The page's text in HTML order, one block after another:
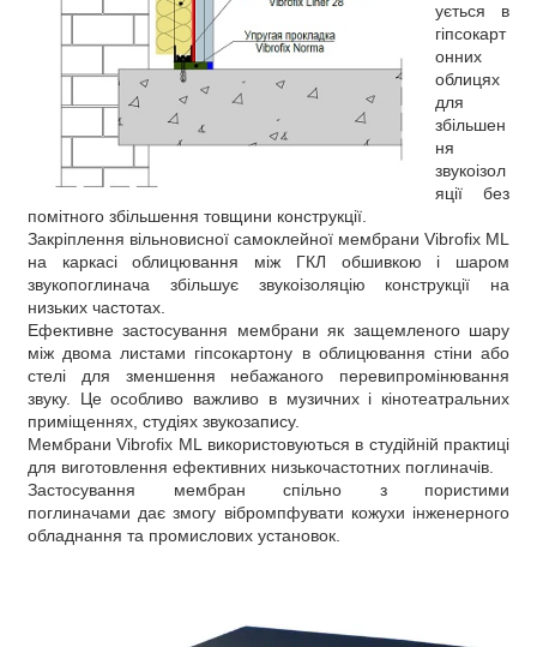
ується в
гіпсокарт
онних
облицях
для
збільшен
ня
звукоізол
яції без
помітного збільшення товщини конструкції.
Закріплення вільновисної самоклейної мембрани Vibrofix ML
на каркасі облицювання між ГКЛ обшивкою і шаром
звукопоглинача збільшує звукоізоляцію конструкції на
низьких частотах.
Ефективне застосування мембрани як защемленого шару
між двома листами гіпсокартону в облицювання стіни або
стелі для зменшення небажаного перевипромінювання
звуку. Це особливо важливо в музичних і кінотеатральних
приміщеннях, студіях звукозапису.
Мембрани Vibrofix ML використовуються в студійній практиці
для виготовлення ефективних низькочастотних поглиначів.
Застосування мембран спільно з пористими
поглиначами дає змогу вібромпфувати кожухи інженерного
обладнання та промислових установок.